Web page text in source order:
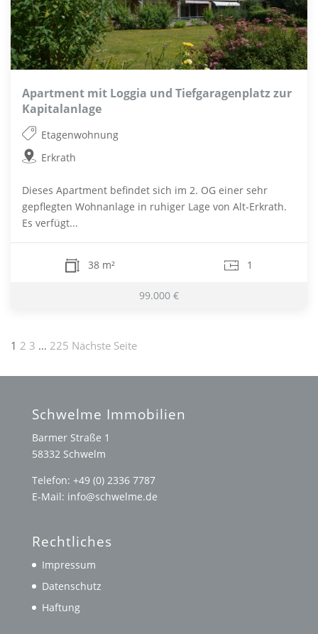
Apartment mit Loggia und Tiefgaragenplatz zur
Kapitalanlage
Etagenwohnung
Erkrath
Dieses Apartment befindet sich im 2. OG einer sehr
gepflegten Wohnanlage in ruhiger Lage von Alt-Erkrath.
Es verfügt...
38 m² 1
99.000 €
Seitennummerierung
der
1 2 3 … 225 Nächste Seite
Schwelme Immobilien
Barmer Straße 1
58332 Schwelm
Telefon: +49 (0) 2336 7787
E-Mail: info@schwelme.de
Rechtliches
Impressum
Datenschutz
Haftung